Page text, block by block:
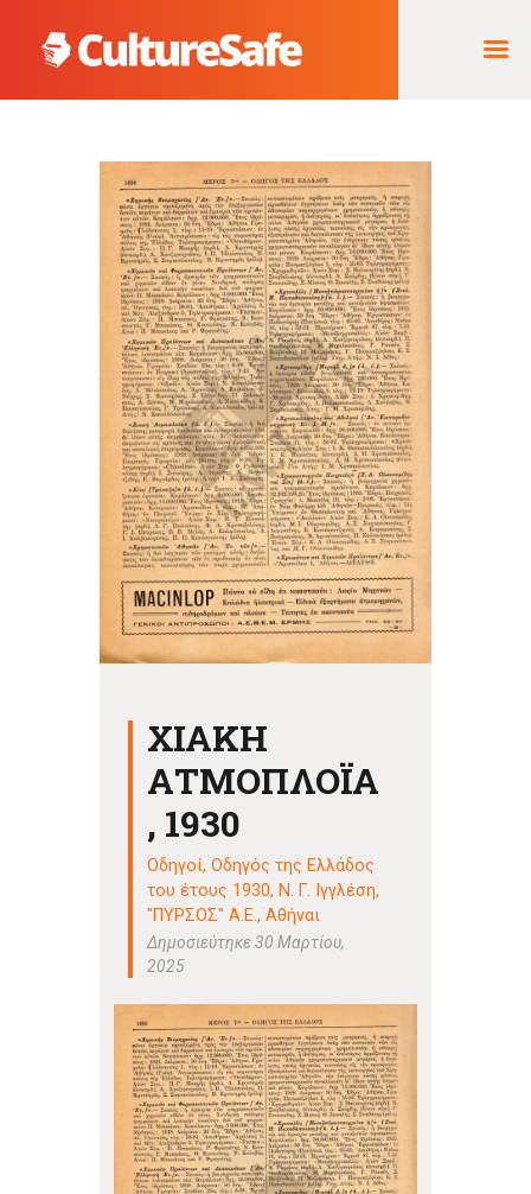
ΑΡΧΙΚΉ
ΦΟΡΈΑΣ ΥΛΟΠΟΊΗΣΗΣ
& ΈΡΓΑ
ΘΗΣΑΥΡΌΣ
ΤΕΚΜΗΡΊΩΝ
ΧΙΑΚΗ
ΑΤΜΟΠΛΟΪΑ
, 1930
Οδηγοί,Οδηγός της Ελλάδος
του έτους 1930, Ν. Γ. Ιγγλέση,
"ΠΥΡΣΟΣ" Α.Ε., Αθήναι
Δημοσιεύτηκε 30 Μαρτίου,
2025